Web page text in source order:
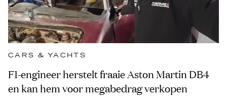
CARS & YACHTS
F1-engineer herstelt fraaie Aston Martin DB4
en kan hem voor megabedrag verkopen